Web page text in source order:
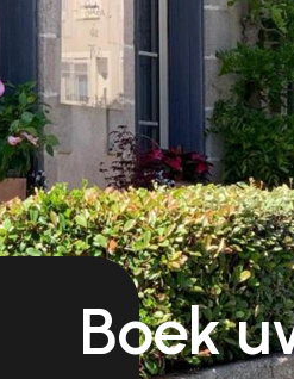
Boek